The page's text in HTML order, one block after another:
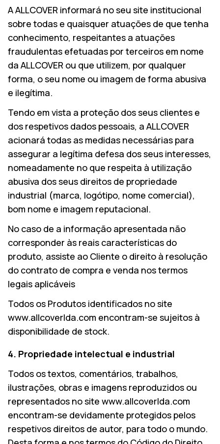
A ALLCOVER informará no seu site institucional
sobre todas e quaisquer atuações de que tenha
conhecimento, respeitantes a atuações
fraudulentas efetuadas por terceiros em nome
da ALLCOVER ou que utilizem, por qualquer
forma, o seu nome ou imagem de forma abusiva
e ilegítima.
Tendo em vista a proteção dos seus clientes e
dos respetivos dados pessoais, a ALLCOVER
acionará todas as medidas necessárias para
assegurar a legítima defesa dos seus interesses,
nomeadamente no que respeita à utilização
abusiva dos seus direitos de propriedade
industrial (marca, logótipo, nome comercial),
bom nome e imagem reputacional.
No caso de a informação apresentada não
corresponder às reais características do
produto, assiste ao Cliente o direito à resolução
do contrato de compra e venda nos termos
legais aplicáveis
Todos os Produtos identificados no site
www.allcoverlda.com encontram-se sujeitos à
disponibilidade de stock.
4. Propriedade intelectual e industrial
Todos os textos, comentários, trabalhos,
ilustrações, obras e imagens reproduzidos ou
representados no site www.allcoverlda.com
encontram-se devidamente protegidos pelos
respetivos direitos de autor, para todo o mundo.